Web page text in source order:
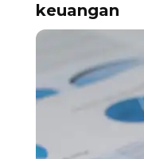
keuangan